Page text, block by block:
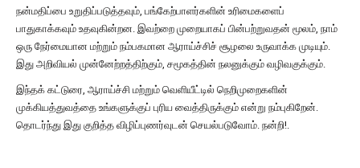
நன்மதிப்பை உறுதிப்படுத்தவும், பங்கேற்பாளர்களின் உரிமைகளைப்
பாதுகாக்கவும் உதவுகின்றன. இவற்றை முறையாகப் பின்பற்றுவதன் மூலம், நாம்
ஒரு நேர்மையான மற்றும் நம்பகமான ஆராய்ச்சிச் சூழலை உருவாக்க முடியும்.
இது அறிவியல் முன்னேற்றத்திற்கும், சமூகத்தின் நலனுக்கும் வழிவகுக்கும்.
இந்தக் கட்டுரை, ஆராய்ச்சி மற்றும் வெளியீட்டில் நெறிமுறைகளின்
முக்கியத்துவத்தை உங்களுக்குப் புரிய வைத்திருக்கும் என்று நம்புகிறேன்.
தொடர்ந்து இது குறித்த விழிப்புணர்வுடன் செயல்படுவோம். நன்றி!.